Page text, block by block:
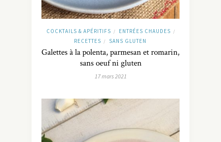
COCKTAILS & APÉRITIFS / ENTRÉES CHAUDES /
RECETTES / SANS GLUTEN
Galettes à la polenta, parmesan et romarin,
sans oeuf ni gluten
17 mars 2021